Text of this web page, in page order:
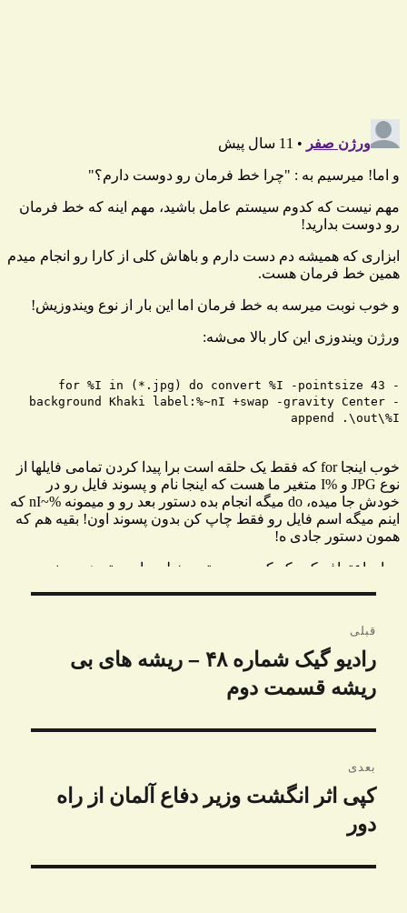
نوشته
قبلی
نوشته
قبلی:
رادیو گیک شماره ۴۸ – ریشه های بی
ریشه قسمت دوم
بعدی
نوشته
بعدی:
کپی اثر انگشت وزیر دفاع آلمان از راه
دور